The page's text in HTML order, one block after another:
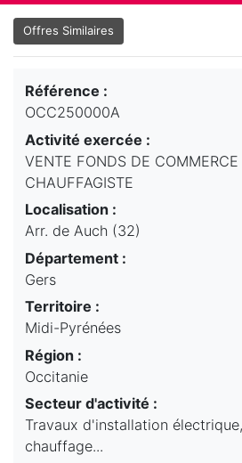
Offres Similaires
Référence :
OCC250000A
Activité exercée :
VENTE FONDS DE
CHAUFFAGISTE
Localisation :
Arr. de Auch (32)
Département :
Gers
Territoire :
Midi-Pyrénées
Région :
Occitanie
Secteur d'activité :
Travaux d'installation
chauffage...